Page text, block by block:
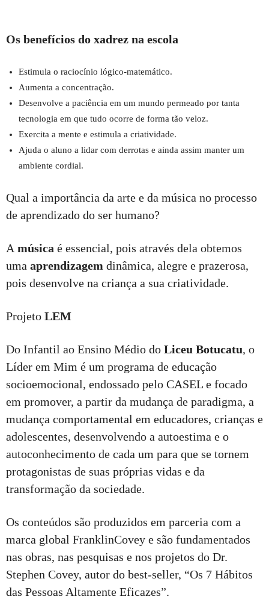
Os benefícios do xadrez na escola
Estimula o raciocínio lógico-matemático.
Aumenta a concentração.
Desenvolve a paciência em um mundo permeado por tanta
tecnologia em que tudo ocorre de forma tão veloz.
Exercita a mente e estimula a criatividade.
Ajuda o aluno a lidar com derrotas e ainda assim manter um
ambiente cordial.
Qual a importância da arte e da música no processo
de aprendizado do ser humano?
A música é essencial, pois através dela obtemos
uma aprendizagem dinâmica, alegre e prazerosa,
pois desenvolve na criança a sua criatividade.
Projeto LEM
Do Infantil ao Ensino Médio do Liceu Botucatu, o
Líder em Mim é um programa de educação
socioemocional, endossado pelo CASEL e focado
em promover, a partir da mudança de paradigma, a
mudança comportamental em educadores, crianças e
adolescentes, desenvolvendo a autoestima e o
autoconhecimento de cada um para que se tornem
protagonistas de suas próprias vidas e da
transformação da sociedade.
Os conteúdos são produzidos em parceria com a
marca global FranklinCovey e são fundamentados
nas obras, nas pesquisas e nos projetos do Dr.
Stephen Covey, autor do best-seller, “Os 7 Hábitos
das Pessoas Altamente Eficazes”.